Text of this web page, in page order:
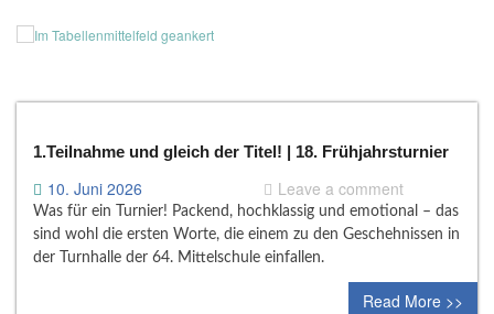
1.Teilnahme und gleich der Titel! | 18. Frühjahrsturnier
10. Juni 2026 Leave a comment
Was für ein Turnier! Packend, hochklassig und emotional – das
sind wohl die ersten Worte, die einem zu den Geschehnissen in
der Turnhalle der 64. Mittelschule einfallen.
Read More >>